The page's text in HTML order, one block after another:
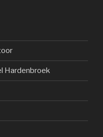
Hardenbroek